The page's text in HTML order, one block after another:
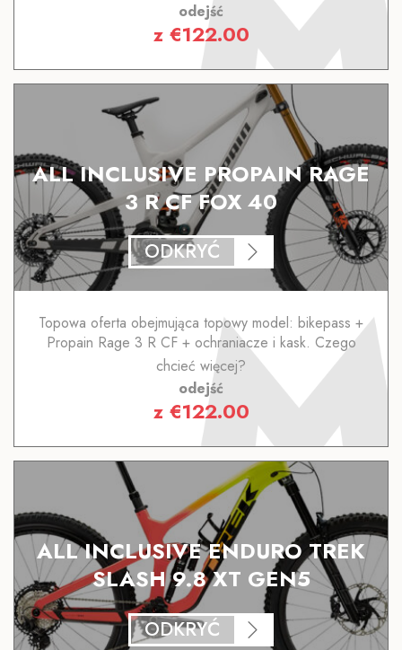
odejść
z €122.00
ALL INCLUSIVE PROPAIN RAGE
3 R CF FOX 40
ODKRYĆ
Topowa oferta obejmująca topowy model: bikepass +
Propain Rage 3 R CF + ochraniacze i kask. Czego
chcieć więcej?
odejść
z €122.00
ALL INCLUSIVE ENDURO TREK
SLASH 9.8 XT GEN5
ODKRYĆ